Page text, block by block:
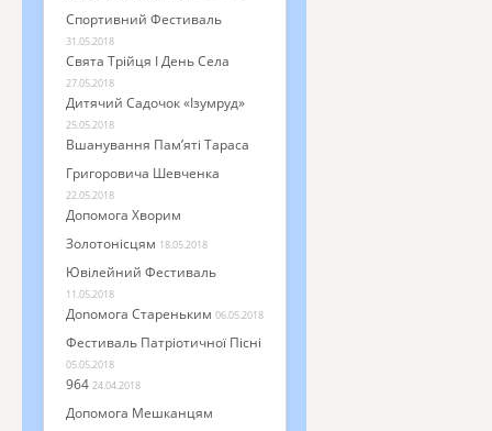
Спортивний Фестиваль
31.05.2018
Свята Трійця І День Села
27.05.2018
Дитячий Садочок «Ізумруд»
25.05.2018
Вшанування Пам’яті Тараса
Григоровича Шевченка
22.05.2018
Допомога Хворим
Золотонісцям 18.05.2018
Ювілейний Фестиваль
11.05.2018
Доnомога Стареньким 06.05.2018
Фестиваль Патріотичної Пісні
05.05.2018
964 24.04.2018
Допомога Мешканцям